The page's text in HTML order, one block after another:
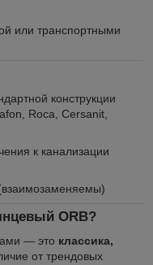
или транспортными
конструкции
Roca, Cersanit,
к канализации
ORB?
— это классика,
от трендовых